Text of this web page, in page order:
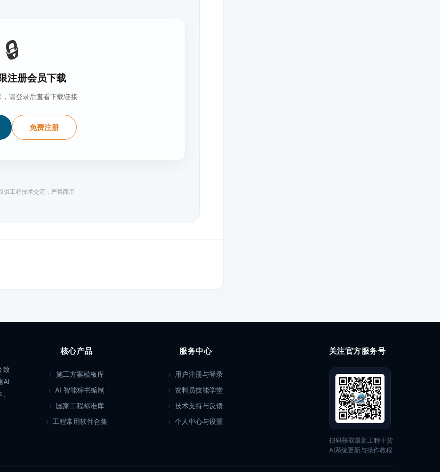
🔒
注册会员下载
请登录后查看下载链接
免费注册
供工程技术交流，严禁商用
致
AI
核心产品
施工方案模板库
AI 智能标书编制
国家工程标准库
工程常用软件合集
服务中心
用户注册与登录
资料员技能学堂
技术支持与反馈
个人中心与设置
关注官方服务号
扫码获取最新工程干货
AI系统更新与操作教程